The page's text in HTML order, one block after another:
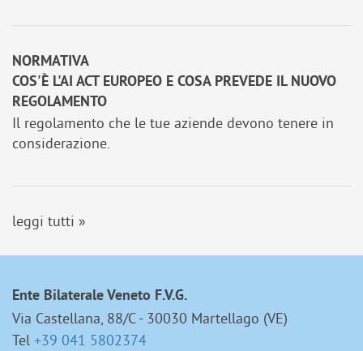
NORMATIVA
COS'È L'AI ACT EUROPEO E COSA PREVEDE IL NUOVO
REGOLAMENTO
Il regolamento che le tue aziende devono tenere in
considerazione.
leggi tutti »
Ente Bilaterale Veneto F.V.G.
Via Castellana, 88/C - 30030 Martellago (VE)
Tel +39 041 5802374